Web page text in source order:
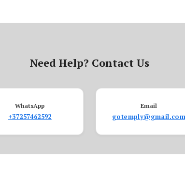
Need Help? Contact Us
WhatsApp
+37257462592
Email
gotemply@gmail.com